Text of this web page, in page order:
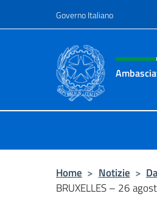
Governo Italiano
Intestazione
Home > Notizie >
BRUXELLES – 26